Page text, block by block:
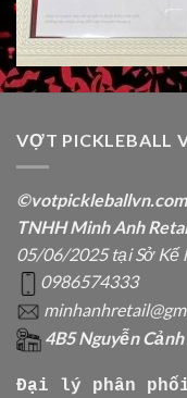
VỢT PICKLEBALL
©votpickleballvn.com
TNHH Minh Anh
05/06/2025 tại Sở Kế
0986574333
4B5 Nguyễn
Đại lý phân